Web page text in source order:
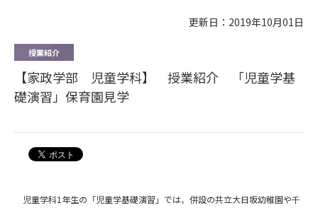
更新日：2019年10月01日
授業紹介
【家政学部 児童学科】 授業紹介 「児童学基
礎演習」保育園見学
児童学科1年生の「児童学基礎演習」では、併設の共立大日坂幼稚園や千